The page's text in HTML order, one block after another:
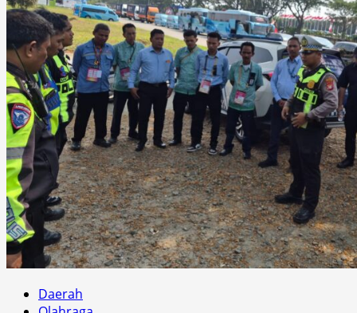
Daerah